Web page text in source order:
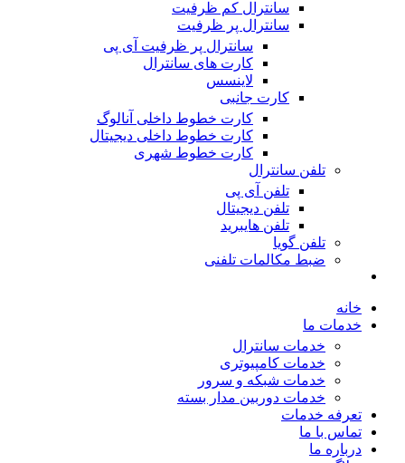
سانترال کم ظرفیت
سانترال پر ظرفیت
سانترال پر ظرفیت آی پی
کارت های سانترال
لاینسس
کارت جانبی
کارت خطوط داخلی آنالوگ
کارت خطوط داخلی دیجیتال
کارت خطوط شهری
تلفن سانترال
تلفن آی پی
تلفن دیجیتال
تلفن هایبرید
تلفن گویا
ضبط مکالمات تلفنی
خانه
خدمات ما
خدمات سانترال
خدمات کامپیوتری
خدمات شبکه و سرور
خدمات دوربین مدار بسته
تعرفه خدمات
تماس با ما
درباره ما